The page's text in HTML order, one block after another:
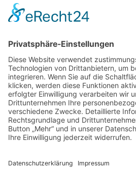
Natürliche Tierheilkunde
NeuroStim Therapie in der
Projekt "Wertschätzung teilen" -
Tiernahrung Hunde - Katzen
Weisheiten der Schnüffelnasen
Berufsbild Tierheilpraktiker